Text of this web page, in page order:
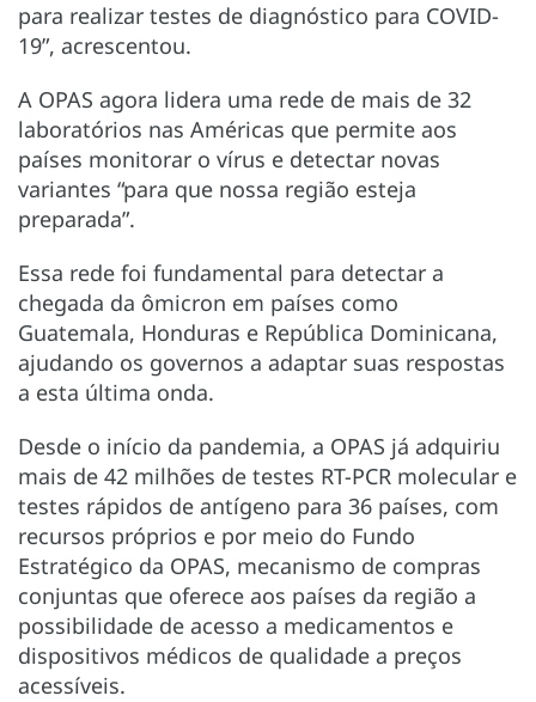
para realizar testes de diagnóstico para COVID-
19”, acrescentou.
A OPAS agora lidera uma rede de mais de 32
laboratórios nas Américas que permite aos
países monitorar o vírus e detectar novas
variantes “para que nossa região esteja
preparada”.
Essa rede foi fundamental para detectar a
chegada da ômicron em países como
Guatemala, Honduras e República Dominicana,
ajudando os governos a adaptar suas respostas
a esta última onda.
Desde o início da pandemia, a OPAS já adquiriu
mais de 42 milhões de testes RT-PCR molecular e
testes rápidos de antígeno para 36 países, com
recursos próprios e por meio do Fundo
Estratégico da OPAS, mecanismo de compras
conjuntas que oferece aos países da região a
possibilidade de acesso a medicamentos e
dispositivos médicos de qualidade a preços
acessíveis.